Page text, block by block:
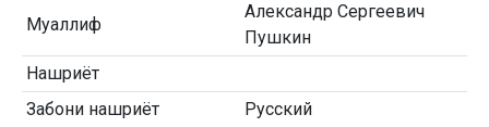
Муаллиф
Александр Сергеевич
Пушкин
Нашриёт
Забони нашриёт
Русский